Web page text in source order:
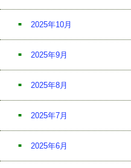
2025年10月
2025年9月
2025年8月
2025年7月
2025年6月